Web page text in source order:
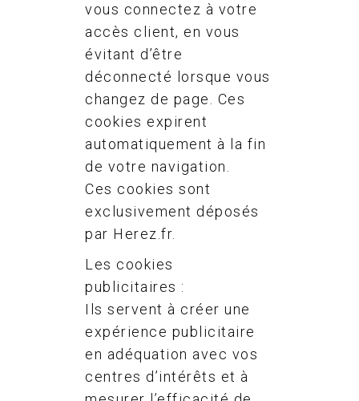
vous connectez à votre
accès client, en vous
évitant d’être
déconnecté lorsque vous
changez de page. Ces
cookies expirent
automatiquement à la fin
de votre navigation.
Ces cookies sont
exclusivement déposés
par Herez.fr.
Les cookies
publicitaires :
Ils servent à créer une
expérience publicitaire
en adéquation avec vos
centres d’intérêts et à